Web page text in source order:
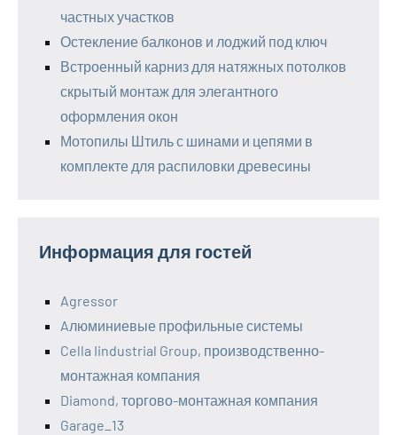
частных участков
Остекление балконов и лоджий под ключ
Встроенный карниз для натяжных потолков
скрытый монтаж для элегантного
оформления окон
Мотопилы Штиль с шинами и цепями в
комплекте для распиловки древесины
Информация для гостей
Agressor
Aлюминиевые профильные системы
Cella Iindustrial Group, производственно-
монтажная компания
Diamond, торгово-монтажная компания
Garage_13